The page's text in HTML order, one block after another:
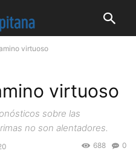
virtuoso
virtuoso
sobre las
no son alentadores.
0
688